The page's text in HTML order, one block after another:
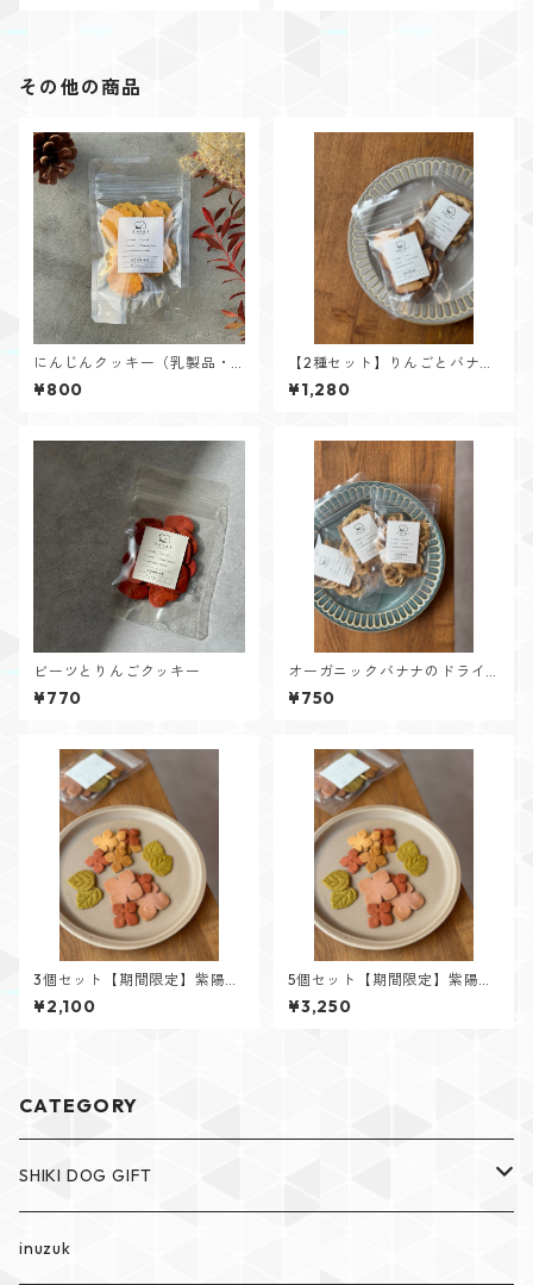
その他の商品
にんじんクッキー（乳製品・
卵不使用）
¥800
【2種セット】りんごとバナナ
のドライチップス
¥1,280
ビーツとりんごクッキー
¥770
オーガニックバナナのドライ
チップス
¥750
3個セット【期間限定】紫陽花
クッキー
¥2,100
5個セット【期間限定】紫陽花
クッキー
¥3,250
CATEGORY
SHIKI DOG GIFT
SHIKI The dog cakery
inuzuk